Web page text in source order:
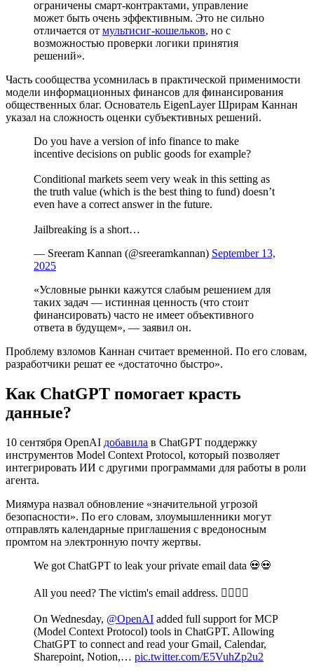
ограничены смарт-контрактами, управление
может быть очень эффективным. Это не сильно
отличается от мультисиг-кошельков, но с
возможностью проверки логики принятия
решений».
Часть сообщества усомнилась в практической применимости
модели информационных финансов для финансирования
общественных благ. Основатель EigenLayer Шрирам Каннан
указал на сложность оценки субъективных решений.
Do you have a version of info finance to make
incentive decisions on public goods for example?
Conditional markets seem very weak in this setting as
the truth value (which is the best thing to fund) doesn’t
even have a correct answer in the future.
Jailbreaking is a short…
— Sreeram Kannan (@sreeramkannan) September 13,
2025
«Условные рынки кажутся слабым решением для
таких задач — истинная ценность (что стоит
финансировать) часто не имеет объективного
ответа в будущем», — заявил он.
Проблему взломов Каннан считает временной. По его словам,
разработчики решат ее «достаточно быстро».
Как ChatGPT помогает красть
данные?
10 сентября OpenAI добавила в ChatGPT поддержку
инструментов Model Context Protocol, который позволяет
интегрировать ИИ с другими программами для работы в роли
агента.
Миямура назвал обновление «значительной угрозой
безопасности». По его словам, злоумышленники могут
отправлять календарные приглашения с вредоносным
промтом на электронную почту жертвы.
We got ChatGPT to leak your private email data 💀💀
All you need? The victim's email address. ⛓️‍💥🚩📧
On Wednesday, @OpenAI added full support for MCP
(Model Context Protocol) tools in ChatGPT. Allowing
ChatGPT to connect and read your Gmail, Calendar,
Sharepoint, Notion,… pic.twitter.com/E5VuhZp2u2